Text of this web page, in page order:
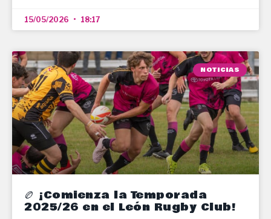
15/05/2026 18:17
NOTICIAS
🏉 ¡Comienza la Temporada
2025/26 en el León Rugby Club!